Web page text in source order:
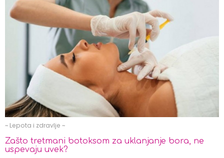
~ Lepota i zdravlje ~
Zašto tretmani botoksom za uklanjanje bora, ne
uspevaju uvek?